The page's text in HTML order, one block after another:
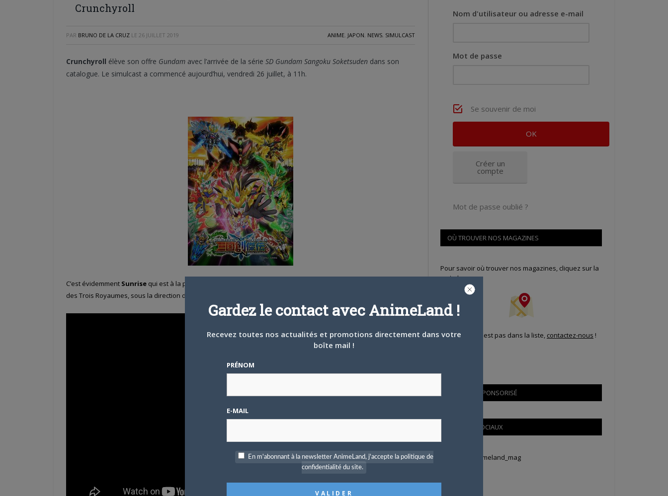
Crunchyroll
PAR BRUNO DE LA CRUZ LE 26 JUILLET 2019 ANIME, JAPON, NEWS, SIMULCAST
Crunchyroll élève son offre Gundam avec l’arrivée de la série SD Gundam Sangoku Soketsuden dans son
catalogue. Le simulcast a commencé aujourd’hui, vendredi 26 juillet, à 11h.
C’est évidemment Sunrise qui est à la production de ce format modeste (15 x 10 minutes) reprenant des influences
des Trois Royaumes, sous la direction de
Nom d'utilisateur ou adresse e-mail
Mot de passe
Se souvenir de moi
Créer un
compte
Mot de passe oublié ?
OÙ TROUVER NOS MAGAZINES
Pour savoir où trouver nos magazines, cliquez sur la
carte !
Si votre ville n'est pas dans la liste, contactez-nous !
CONTENU SPONSORISÉ
RÉSEAUX SOCIAUX
Tweets by Animeland_mag
Gardez le contact avec AnimeLand !
Recevez toutes nos actualités et promotions directement dans votre
boîte mail !
PRÉNOM
E-MAIL
En m'abonnant à la newsletter AnimeLand, j'accepte la politique de
confidentialité du site.